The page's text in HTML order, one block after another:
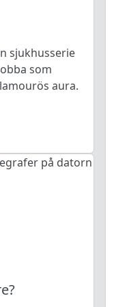
sjukhusserie
som
aura.